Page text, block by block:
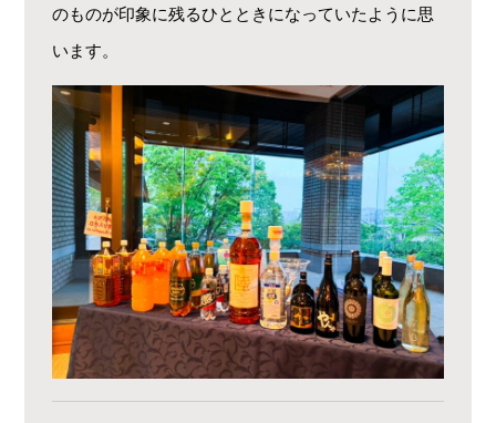
のものが印象に残るひとときになっていたように思
います。